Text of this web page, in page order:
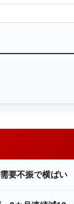
要不振で横ばい